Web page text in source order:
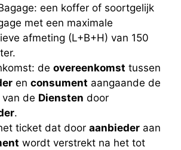
een koffer of soortgelijk
met een maximale
afmeting (L+B+H) van 150
de overeenkomst tussen
en consument aangaande de
van de Diensten door
.
ticket dat door aanbieder aan
wordt verstrekt na het tot